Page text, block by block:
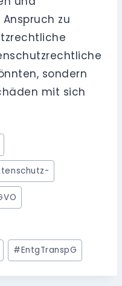
zu
sondern
mit sich
#EntgTranspG